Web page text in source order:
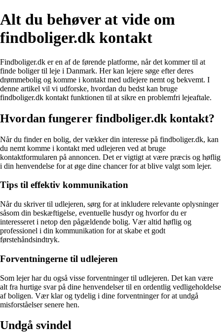
Alt du behøver at vide om
findboliger.dk kontakt
Findboliger.dk er en af de førende platforme, når det kommer til at
finde boliger til leje i Danmark. Her kan lejere søge efter deres
drømmebolig og komme i kontakt med udlejere nemt og bekvemt. I
denne artikel vil vi udforske, hvordan du bedst kan bruge
findboliger.dk kontakt funktionen til at sikre en problemfri lejeaftale.
Hvordan fungerer findboliger.dk kontakt?
Når du finder en bolig, der vækker din interesse på findboliger.dk, kan
du nemt komme i kontakt med udlejeren ved at bruge
kontaktformularen på annoncen. Det er vigtigt at være præcis og høflig
i din henvendelse for at øge dine chancer for at blive valgt som lejer.
Tips til effektiv kommunikation
Når du skriver til udlejeren, sørg for at inkludere relevante oplysninger
såsom din beskæftigelse, eventuelle husdyr og hvorfor du er
interesseret i netop den pågældende bolig. Vær altid høflig og
professionel i din kommunikation for at skabe et godt
førstehåndsindtryk.
Forventningerne til udlejeren
Som lejer har du også visse forventninger til udlejeren. Det kan være
alt fra hurtige svar på dine henvendelser til en ordentlig vedligeholdelse
af boligen. Vær klar og tydelig i dine forventninger for at undgå
misforståelser senere hen.
Undgå svindel